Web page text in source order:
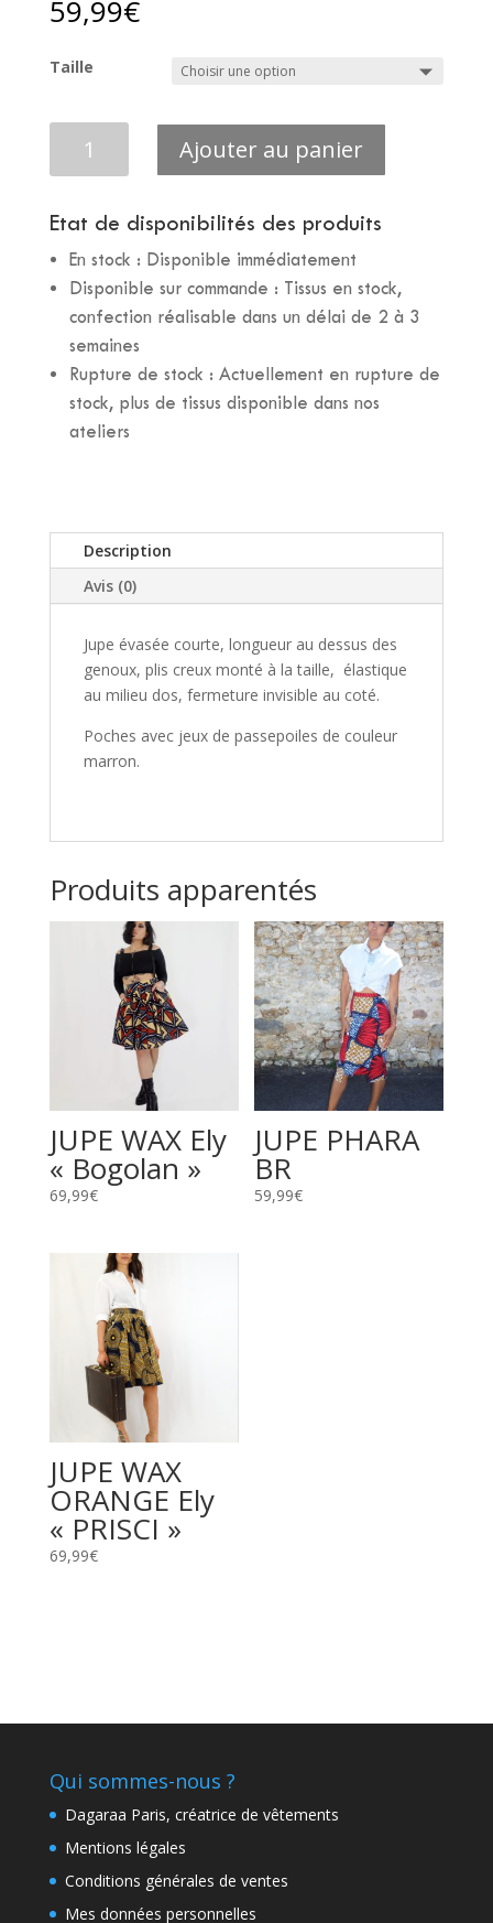
59,99€
Taille
WAX
COURTE
-
Lily
"Dahomey"
Ajouter au panier
Etat de disponibilités des produits
En stock : Disponible immédiatement
Disponible sur commande : Tissus en stock,
confection réalisable dans un délai de 2 à 3
semaines
Rupture de stock : Actuellement en rupture de
stock, plus de tissus disponible dans nos
ateliers
Description
Avis (0)
Jupe évasée courte, longueur au dessus des
genoux, plis creux monté à la taille, élastique
au milieu dos, fermeture invisible au coté.
Poches avec jeux de passepoiles de couleur
marron.
Produits apparentés
JUPE WAX Ely
« Bogolan »
69,99€
JUPE PHARA
BR
59,99€
JUPE WAX
ORANGE Ely
« PRISCI »
69,99€
Qui sommes-nous ?
Dagaraa Paris, créatrice de vêtements
Mentions légales
Conditions générales de ventes
Mes données personnelles